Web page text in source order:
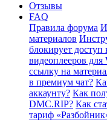
Отзывы
FAQ
Правила форума
материалов
блокирует доступ
видеоплееров
ссылку на
в премиум чат?
аккаунту? Как
DMC.RIP? Как
тариф